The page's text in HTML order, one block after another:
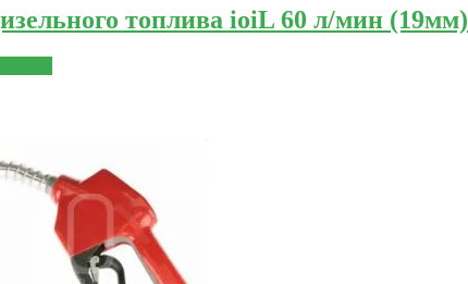
топлива ioiL 60 л/мин (19мм)